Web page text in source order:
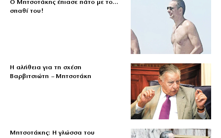
Ο Μητσοτάκης έπιασε πάτο με το…
σπαθί του!
Η αλήθεια για τη σχέση
Βαρβιτσιώτη – Μητσοτάκη
Μητσοτάκης: Η γλώσσα του